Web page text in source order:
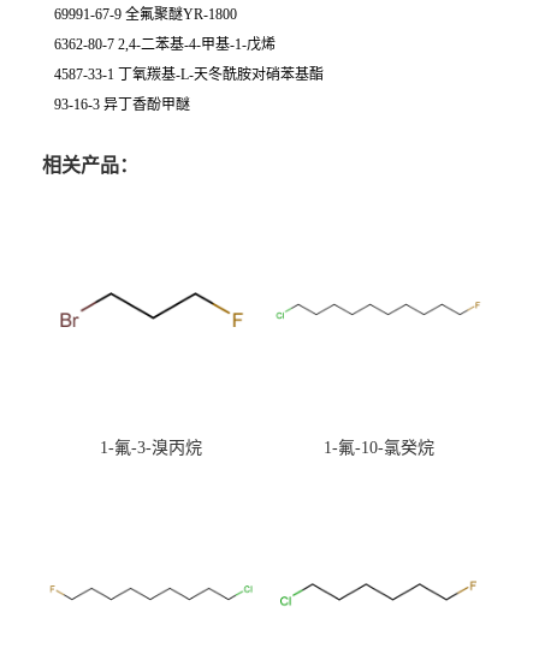
69991-67-9 全氟聚醚YR-1800
6362-80-7 2,4-二苯基-4-甲基-1-戊烯
4587-33-1 丁氧羰基-L-天冬酰胺对硝苯基酯
93-16-3 异丁香酚甲醚
相关产品：
1-氟-3-溴丙烷 1-氟-10-氯癸烷